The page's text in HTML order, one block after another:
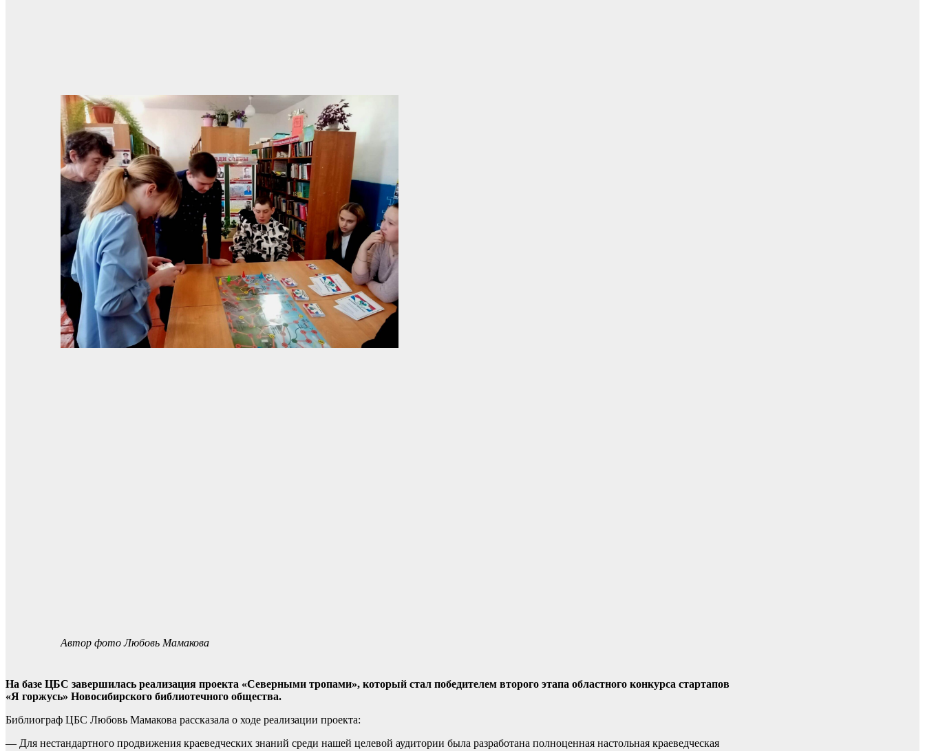
Автор фото Любовь Мамакова
На базе ЦБС завершилась реализация проекта «Северными тропами», который стал победителем второго этапа областного конкурса стартапов
«Я горжусь» Новосибирского библиотечного общества.
Библиограф ЦБС Любовь Мамакова рассказала о ходе реализации проекта:
— Для нестандартного продвижения краеведческих знаний среди нашей целевой аудитории была разработана полноценная настольная краеведческая